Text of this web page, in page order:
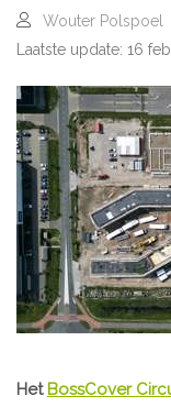
Wouter Polspoel
Laatste update: 16
Het BossCover